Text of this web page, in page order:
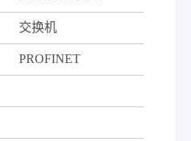
交换机
PROFINET